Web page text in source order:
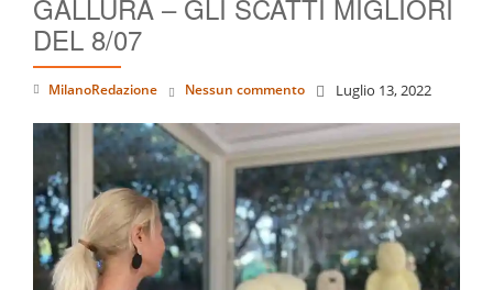
GALLURA – GLI SCATTI MIGLIORI
DEL 8/07
MilanoRedazione Luglio 13, 2022
Nessun commento